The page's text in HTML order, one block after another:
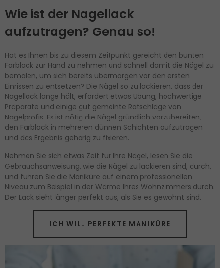
Wie ist der Nagellack
aufzutragen? Genau so!
Hat es Ihnen bis zu diesem Zeitpunkt gereicht den bunten
Farblack zur Hand zu nehmen und schnell damit die Nägel zu
bemalen, um sich bereits übermorgen vor den ersten
Einrissen zu entsetzen? Die Nägel so zu lackieren, dass der
Nagellack lange hält, erfordert etwas Übung, hochwertige
Präparate und einige gut gemeinte Ratschläge von
Nagelprofis. Es ist nötig die Nägel gründlich vorzubereiten,
den Farblack in mehreren dünnen Schichten aufzutragen
und das Ergebnis gehörig zu fixieren.
Nehmen Sie sich etwas Zeit für Ihre Nägel, lesen Sie die
Gebrauchsanweisung, wie die Nägel zu lackieren sind, durch,
und führen Sie die Maniküre auf einem professionellen
Niveau zum Beispiel in der Wärme Ihres Wohnzimmers durch.
Der Lack sieht länger perfekt aus, als Sie es gewohnt sind.
ICH WILL PERFEKTE MANIKÜRE